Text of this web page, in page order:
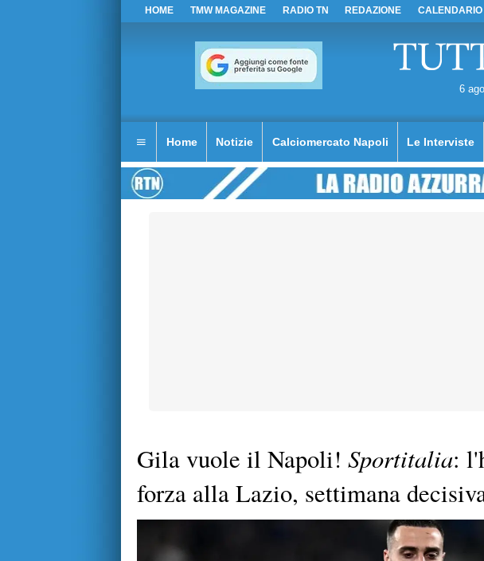
HOME TMW MAGAZINE RADIO TN REDAZIONE CALENDARIO
6
Home Notizie Calciomercato Napoli Le Interviste
Gila vuole il Napoli! Sportitalia:
forza alla Lazio, settimana